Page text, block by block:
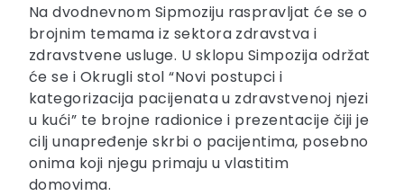
Na dvodnevnom Sipmoziju raspravljat će se o
brojnim temama iz sektora zdravstva i
zdravstvene usluge. U sklopu Simpozija održat
će se i Okrugli stol “Novi postupci i
kategorizacija pacijenata u zdravstvenoj njezi
u kući” te brojne radionice i prezentacije čiji je
cilj unapređenje skrbi o pacijentima, posebno
onima koji njegu primaju u vlastitim
domovima.